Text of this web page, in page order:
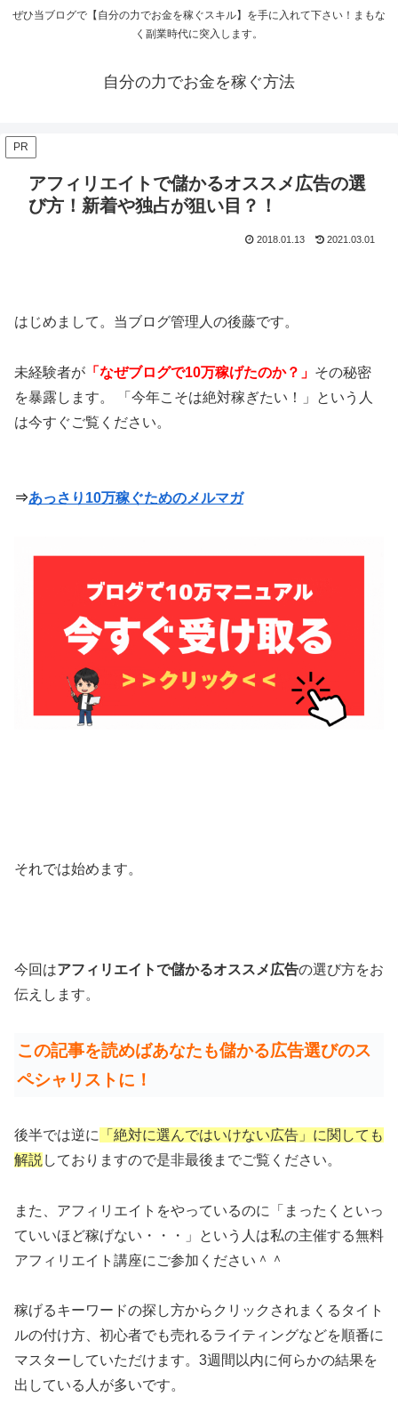
ぜひ当ブログで【自分の力でお金を稼ぐスキル】を手に入れて下さい！まもな
く副業時代に突入します。
自分の力でお金を稼ぐ方法
PR
アフィリエイトで儲かるオススメ広告の選
び方！新着や独占が狙い目？！
2018.01.13 2021.03.01
はじめまして。当ブログ管理人の後藤です。
未経験者が 「なぜブログで10万稼げたのか？」 その秘密
を暴露します。 「今年こそは絶対稼ぎたい！」という人
は今すぐご覧ください。
⇒あっさり10万稼ぐためのメルマガ
それでは始めます。
今回はアフィリエイトで儲かるオススメ広告の選び方をお
伝えします。
この記事を読めばあなたも儲かる広告選びのス
ペシャリストに！
後半では逆に
「絶対に選んではいけない広告」に関しても
解説 しておりますので是非最後までご覧ください。
また、アフィリエイトをやっているのに「まったくといっ
ていいほど稼げない・・・」という人は私の主催する無料
アフィリエイト講座にご参加ください＾＾
稼げるキーワードの探し方からクリックされまくるタイト
ルの付け方、初心者でも売れるライティングなどを順番に
マスターしていただけます。3週間以内に何らかの結果を
出している人が多いです。